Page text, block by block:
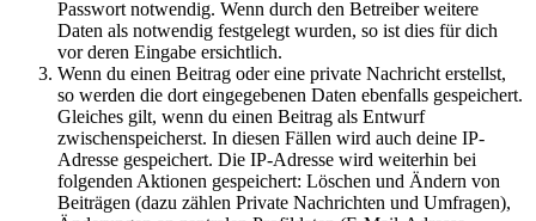
Passwort notwendig. Wenn durch den Betreiber weitere
Daten als notwendig festgelegt wurden, so ist dies für dich
vor deren Eingabe ersichtlich.
Wenn du einen Beitrag oder eine private Nachricht erstellst,
so werden die dort eingegebenen Daten ebenfalls gespeichert.
Gleiches gilt, wenn du einen Beitrag als Entwurf
zwischenspeicherst. In diesen Fällen wird auch deine IP-
Adresse gespeichert. Die IP-Adresse wird weiterhin bei
folgenden Aktionen gespeichert: Löschen und Ändern von
Beiträgen (dazu zählen Private Nachrichten und Umfragen),